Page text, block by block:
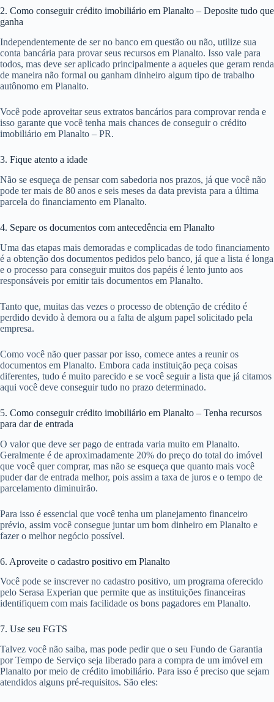
2. Como conseguir crédito imobiliário em Planalto – Deposite tudo que
ganha
Independentemente de ser no banco em questão ou não, utilize sua
conta bancária para provar seus recursos em Planalto. Isso vale para
todos, mas deve ser aplicado principalmente a aqueles que geram renda
de maneira não formal ou ganham dinheiro algum tipo de trabalho
autônomo em Planalto.
Você pode aproveitar seus extratos bancários para comprovar renda e
isso garante que você tenha mais chances de conseguir o crédito
imobiliário em Planalto – PR.
3. Fique atento a idade
Não se esqueça de pensar com sabedoria nos prazos, já que você não
pode ter mais de 80 anos e seis meses da data prevista para a última
parcela do financiamento em Planalto.
4. Separe os documentos com antecedência em Planalto
Uma das etapas mais demoradas e complicadas de todo financiamento
é a obtenção dos documentos pedidos pelo banco, já que a lista é longa
e o processo para conseguir muitos dos papéis é lento junto aos
responsáveis por emitir tais documentos em Planalto.
Tanto que, muitas das vezes o processo de obtenção de crédito é
perdido devido à demora ou a falta de algum papel solicitado pela
empresa.
Como você não quer passar por isso, comece antes a reunir os
documentos em Planalto. Embora cada instituição peça coisas
diferentes, tudo é muito parecido e se você seguir a lista que já citamos
aqui você deve conseguir tudo no prazo determinado.
5. Como conseguir crédito imobiliário em Planalto – Tenha recursos
para dar de entrada
O valor que deve ser pago de entrada varia muito em Planalto.
Geralmente é de aproximadamente 20% do preço do total do imóvel
que você quer comprar, mas não se esqueça que quanto mais você
puder dar de entrada melhor, pois assim a taxa de juros e o tempo de
parcelamento diminuirão.
Para isso é essencial que você tenha um planejamento financeiro
prévio, assim você consegue juntar um bom dinheiro em Planalto e
fazer o melhor negócio possível.
6. Aproveite o cadastro positivo em Planalto
Você pode se inscrever no cadastro positivo, um programa oferecido
pelo Serasa Experian que permite que as instituições financeiras
identifiquem com mais facilidade os bons pagadores em Planalto.
7. Use seu FGTS
Talvez você não saiba, mas pode pedir que o seu Fundo de Garantia
por Tempo de Serviço seja liberado para a compra de um imóvel em
Planalto por meio de crédito imobiliário. Para isso é preciso que sejam
atendidos alguns pré-requisitos. São eles: